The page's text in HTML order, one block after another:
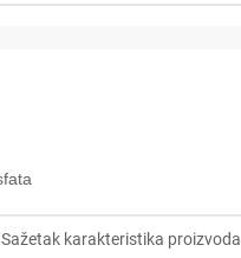
Sažetak karakteristika proizvoda